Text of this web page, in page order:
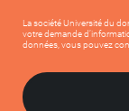
La société Université du
votre demande
données, vous pouvez